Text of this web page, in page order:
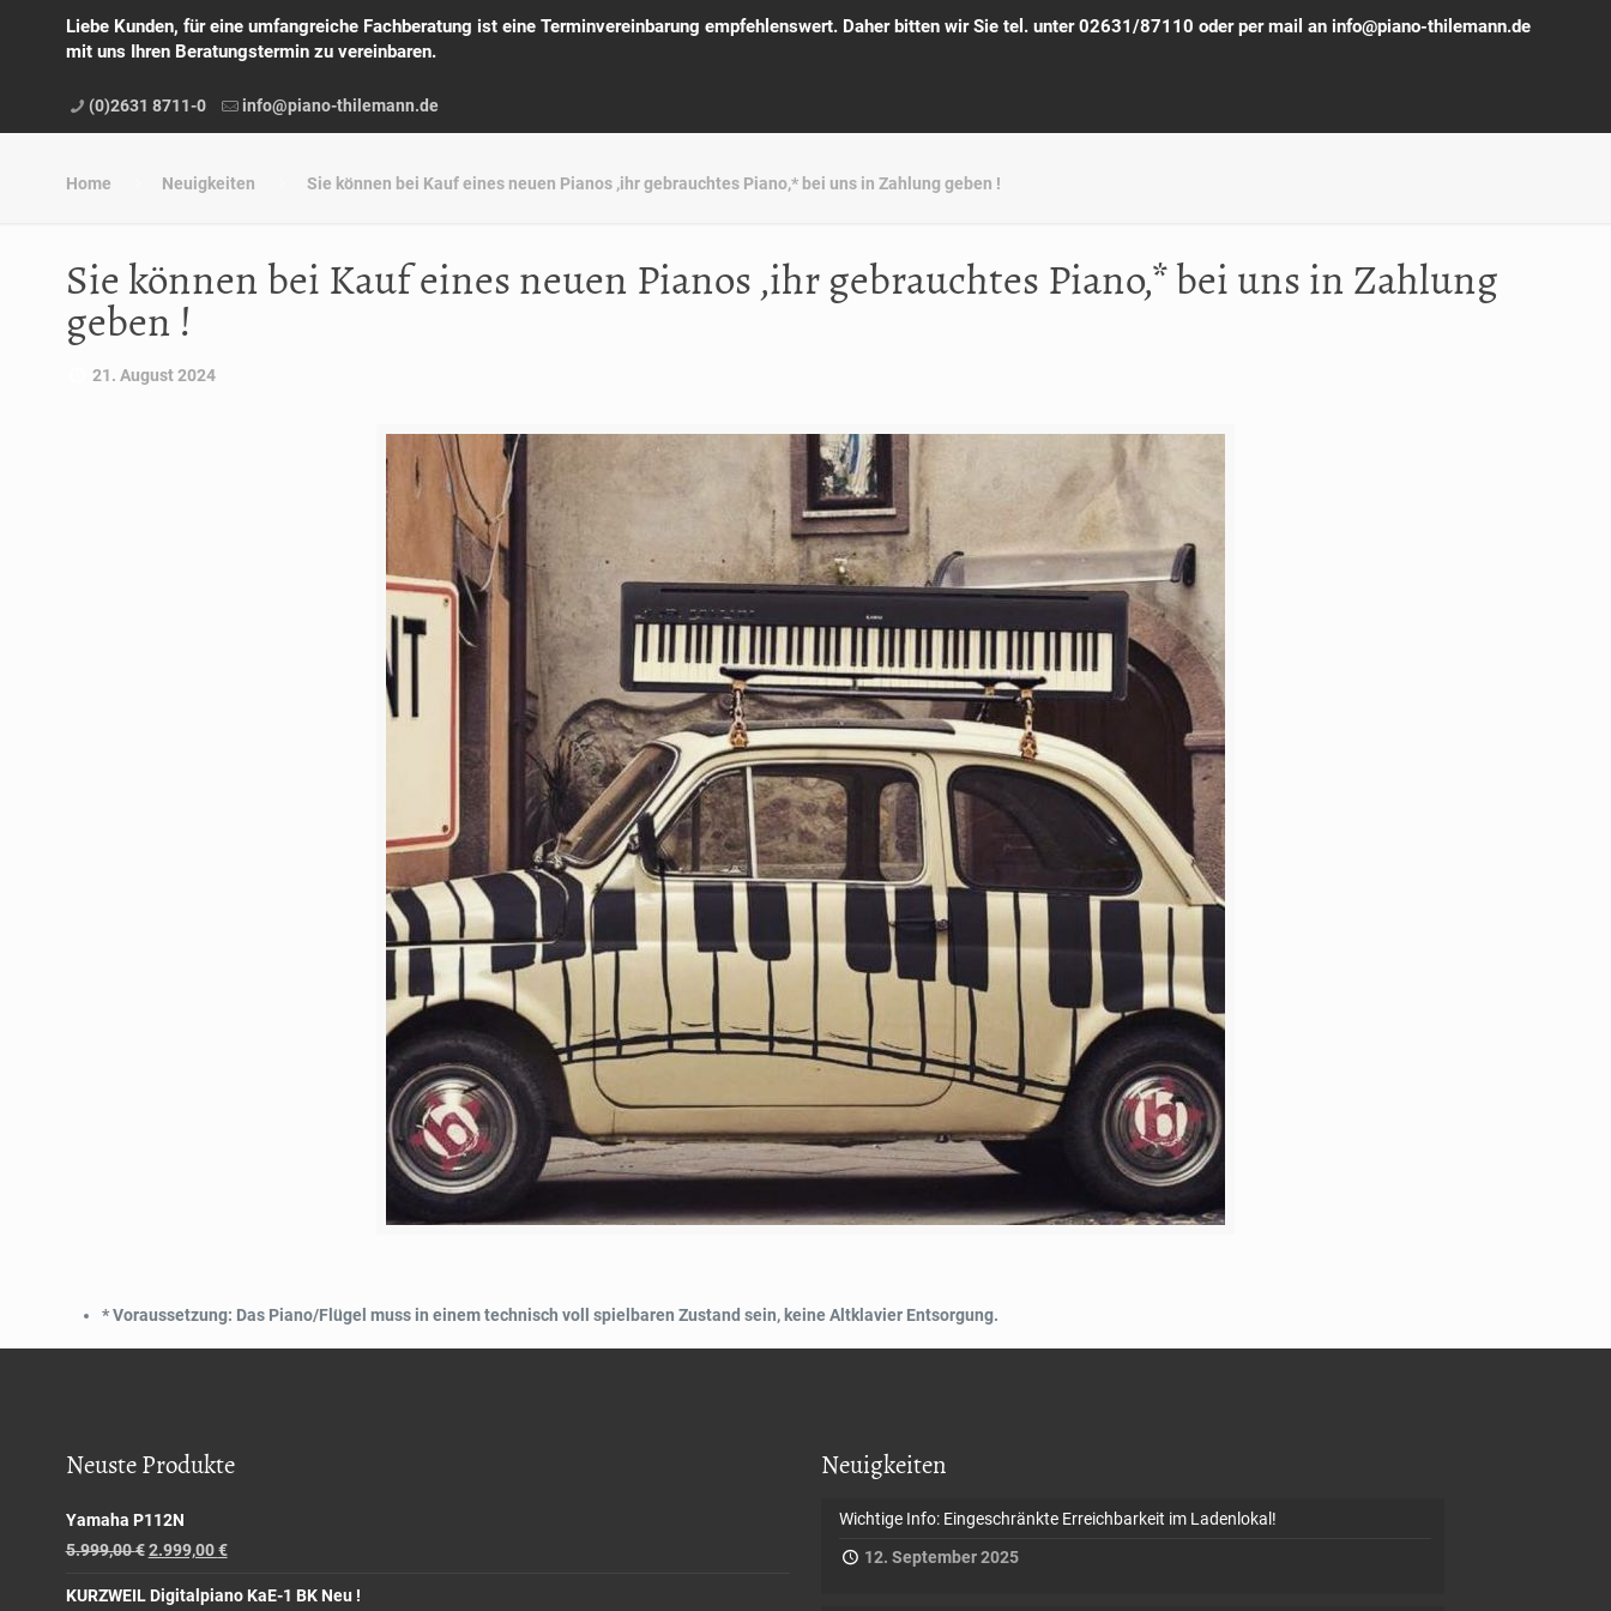
Liebe Kunden, für eine umfangreiche Fachberatung ist eine Terminvereinbarung empfehlenswert. Daher bitten wir Sie tel. unter 02631/87110 oder per mail an info@piano-thilemann.de
mit uns Ihren Beratungstermin zu vereinbaren.
(0)2631 8711-0 info@piano-thilemann.de
Home Neuigkeiten Sie können bei Kauf eines neuen Pianos ,ihr gebrauchtes Piano,* bei uns in Zahlung geben !
Sie können bei Kauf eines neuen Pianos ,ihr gebrauchtes Piano,* bei uns in Zahlung
geben !
21. August 2024
*Voraussetzung: Das Piano/Flügel muss in einem technisch voll spielbaren Zustand sein, keine Altklavier Entsorgung.
Neuste Produkte
Yamaha P112N
5.999,00€ 2.999,00€
KURZWEIL Digitalpiano KaE-1 BK Neu !
Neuigkeiten
Wichtige Info: Eingeschränkte Erreichbarkeit im Ladenlokal!
12. September 2025